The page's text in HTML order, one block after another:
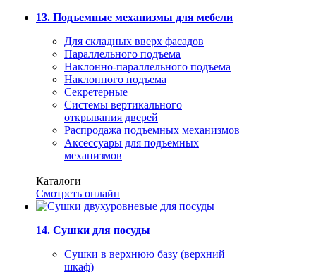
13. Подъемные механизмы для мебели
Для складных вверх фасадов
Параллельного подъема
Наклонно-параллельного подъема
Наклонного подъема
Секретерные
Системы вертикального
открывания дверей
Распродажа подъемных механизмов
Аксессуары для подъемных
механизмов
Каталоги
Смотреть онлайн
14. Сушки для посуды
Сушки в верхнюю базу (верхний
шкаф)